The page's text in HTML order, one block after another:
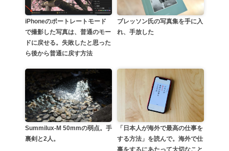
iPhoneのポートレートモード
で撮影した写真は、普通のモー
ドに戻せる。失敗したと思った
ら後から普通に戻す方法
ブレッソン氏の写真集を手に入
れ、手放した
Summilux-M 50mmの弱点。手
裏剣と2人。
「日本人が海外で最高の仕事を
する方法」を読んで。海外で仕
事をするにあたって大切なこと